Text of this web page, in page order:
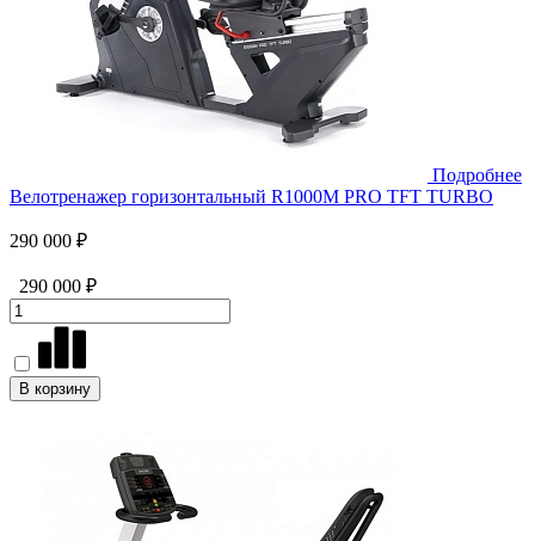
Подробнее
Велотренажер горизонтальный R1000M PRO TFT TURBO
290 000 ₽
290 000 ₽
В корзину